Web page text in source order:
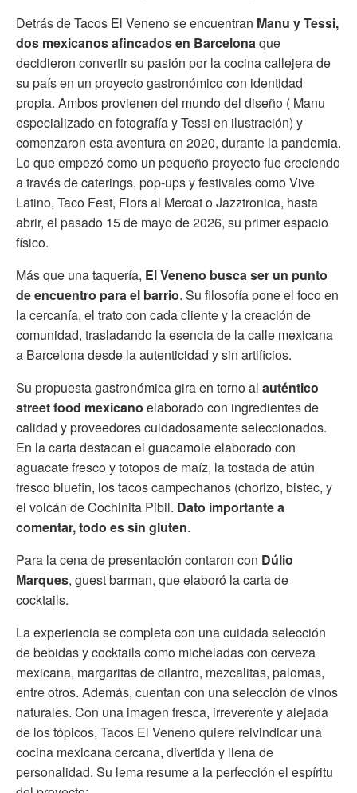
Detrás de Tacos El Veneno se encuentran Manu y Tessi,
dos mexicanos afincados en Barcelonaque
decidieron convertir su pasión por la cocina callejera de
su país en un proyecto gastronómico con identidad
propia. Ambos provienen del mundo del diseño ( Manu
especializado en fotografía y Tessi en ilustración) y
comenzaron esta aventura en 2020, durante la pandemia.
Lo que empezó como un pequeño proyecto fue creciendo
a través de caterings, pop-ups y festivales como Vive
Latino, Taco Fest, Flors al Mercat o Jazztronica, hasta
abrir, el pasado 15 de mayo de 2026, su primer espacio
físico.
Más que una taquería, El Veneno busca ser un punto
de encuentro para el barrio. Su filosofía pone el foco en
la cercanía, el trato con cada cliente y la creación de
comunidad, trasladando la esencia de la calle mexicana
a Barcelona desde la autenticidad y sin artificios.
Su propuesta gastronómica gira en torno al auténtico
street food mexicano elaborado con ingredientes de
calidad y proveedores cuidadosamente seleccionados.
En la carta destacan el guacamole elaborado con
aguacate fresco y totopos de maíz, la tostada de atún
fresco bluefin, los tacos campechanos (chorizo, bistec, y
el volcán de Cochinita Pibil. Dato importante a
comentar, todo es sin gluten.
Para la cena de presentación contaron con Dúlio
Marques, guest barman, que elaboró la carta de
cocktails.
La experiencia se completa con una cuidada selección
de bebidas y cocktails como micheladas con cerveza
mexicana, margaritas de cilantro, mezcalitas, palomas,
entre otros. Además, cuentan con una selección de vinos
naturales. Con una imagen fresca, irreverente y alejada
de los tópicos, Tacos El Veneno quiere reivindicar una
cocina mexicana cercana, divertida y llena de
personalidad. Su lema resume a la perfección el espíritu